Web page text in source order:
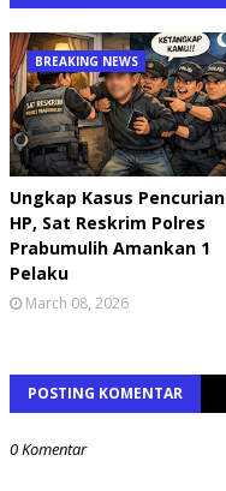
BREAKING NEWS
Ungkap Kasus Pencurian
HP, Sat Reskrim Polres
Prabumulih Amankan 1
Pelaku
March 08, 2026
POSTING KOMENTAR
0 Komentar